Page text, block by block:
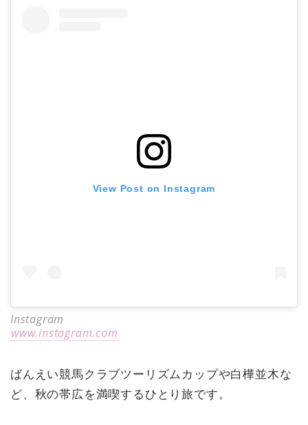
View Post on Instagram
Instagram
www.instagram.com
ばんえい競馬クラブツーリズムカップや白樺並木な
ど、秋の帯広を満喫するひとり旅です。